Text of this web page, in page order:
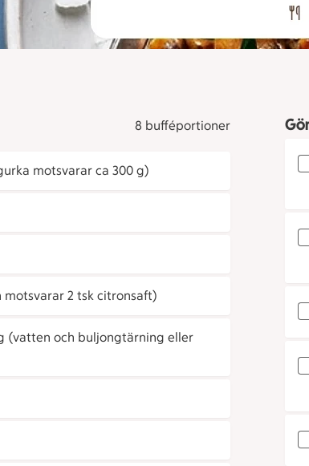
8 bufféportioner
motsvarar ca 300 g)
2 tsk citronsaft)
(vatten och buljongtärning eller